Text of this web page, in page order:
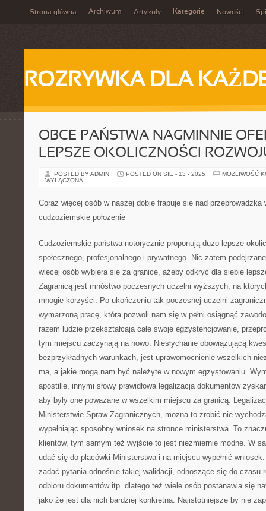
Strona główna Archiwum Artykuły Kategorie Nowości
ROZRYWKA DLA
OBCE PAŃSTWA NAGMINNIE
LEPSZE OKOLICZNOŚCI
POSTED BY ADMIN POSTED ON SIE - 13 - 2025
MOŻLIWOŚĆ
WYŁĄCZONA
Coraz więcej osób w naszej dobie frapuje się nad przeprowadzką
cudzoziemskie położenie
Cudzoziemskie państwa notorycznie proponują dużo lepsze
społecznego, profesjonalnego i prywatnego. Nic zatem
więcej osób wybiera się za granicę, ażeby odkryć dla siebie
Zagranicą jest mnóstwo poczesnych uczelni wyższych, na
mnogie korzyści. Po ukończeniu tak poczesnej uczelni
wymarzoną pracę, która pozwoli nam się w pełni osiągnąć
razem ludzie przekształcają całe swoje egzystencjowanie,
tym miejscu zaczynają na nowo. Niesłychanie obowiązującą
bezprzykładnych warunkach, jest uprawomocnienie wszelkich
ma, a jakie mogą nam być należyte w nowym egzystowaniu.
apostille, innymi słowy prawidłowa legalizacja dokumentów
aby były one poważane w wszelkim miejscu za granicą.
Ministerstwie Spraw Zagranicznych, można to zrobić nie
wypełniając sposobny wniosek na stronce ministerstwa. To
klientów, tym samym też wyjście to jest niezmiernie modne. W
udać się do placówki Ministerstwa i na miejscu wypełnić
zadać pytania odnośnie takiej walidacji, odnoszące się do czasu
odbioru dokumentów itp. dlatego też wiele osób postanawia się
jako że jest dla nich bardziej konkretna. Najistotniejsze by nie